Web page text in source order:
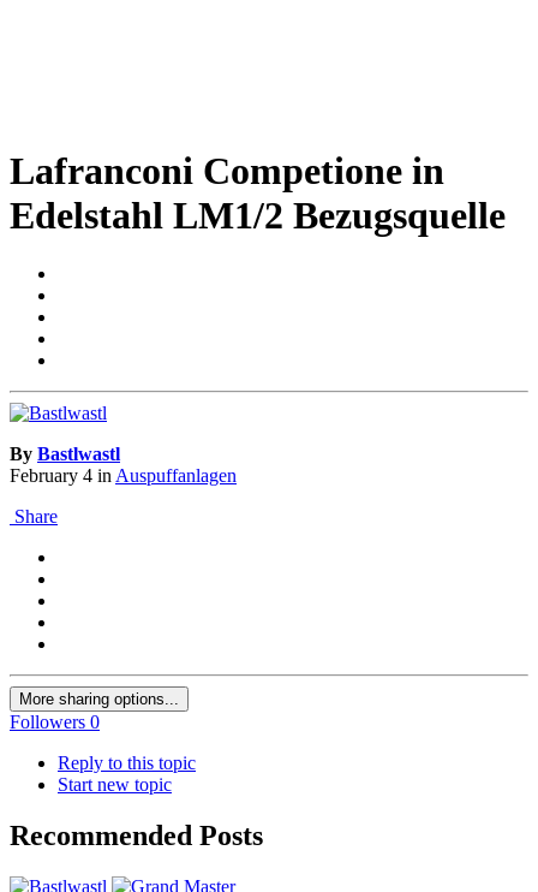
Lafranconi Competione in
Edelstahl LM1/2 Bezugsquelle
By Bastlwastl
February 4 inAuspuffanlagen
Share
More sharing options...
Followers 0
Reply to this topic
Start new topic
Recommended Posts